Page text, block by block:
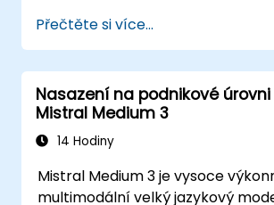
Přečtěte si více...
Nasazení na podnikové
Mistral Medium 3
14 Hodiny
Mistral Medium 3 je vysoce
multimodální velký jazykový